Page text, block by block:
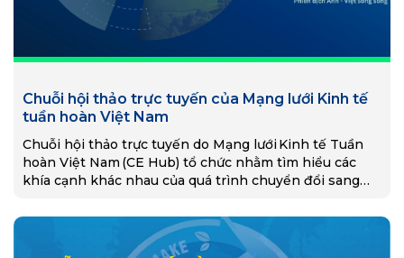
Chuỗi hội thảo trực tuyến của Mạng lưới Kinh tế
tuần hoàn Việt Nam
Chuỗi hội thảo trực tuyến do Mạng lưới Kinh tế Tuần
hoàn Việt Nam (CE Hub) tổ chức nhằm tìm hiểu các
khía cạnh khác nhau của quá trình chuyển đổi sang